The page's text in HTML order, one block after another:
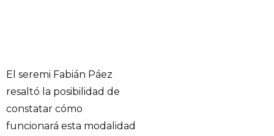
El seremi Fabián Páez
resaltó la posibilidad de
constatar cómo
funcionará esta modalidad